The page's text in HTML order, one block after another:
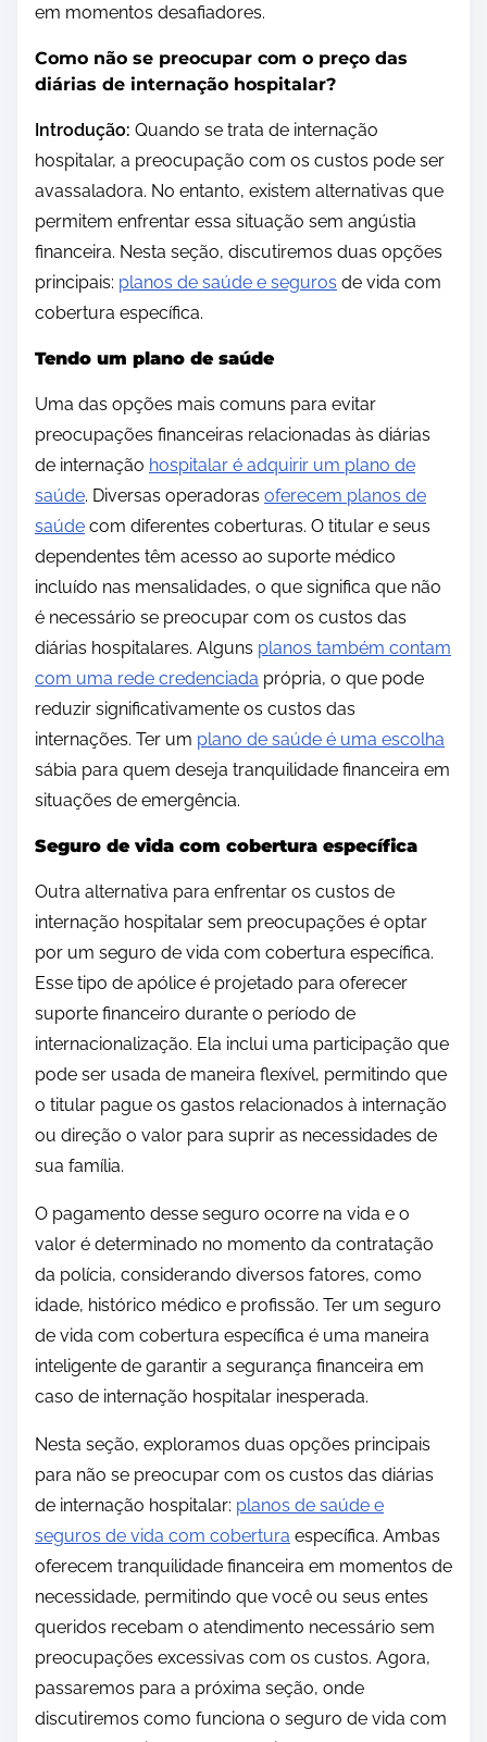
em momentos desafiadores.
Como não se preocupar com o preço das
diárias de internação hospitalar?
Introdução: Quando se trata de internação
hospitalar, a preocupação com os custos pode ser
avassaladora. No entanto, existem alternativas que
permitem enfrentar essa situação sem angústia
financeira. Nesta seção, discutiremos duas opções
principais: planos de saúde e seguros de vida com
cobertura específica.
Tendo um plano de saúde
Uma das opções mais comuns para evitar
preocupações financeiras relacionadas às diárias
de internação hospitalar é adquirir um plano de
saúde. Diversas operadoras oferecem planos de
saúde com diferentes coberturas. O titular e seus
dependentes têm acesso ao suporte médico
incluído nas mensalidades, o que significa que não
é necessário se preocupar com os custos das
diárias hospitalares. Alguns planos também contam
com uma rede credenciada própria, o que pode
reduzir significativamente os custos das
internações. Ter um plano de saúde é uma escolha
sábia para quem deseja tranquilidade financeira em
situações de emergência.
Seguro de vida com cobertura específica
Outra alternativa para enfrentar os custos de
internação hospitalar sem preocupações é optar
por um seguro de vida com cobertura específica.
Esse tipo de apólice é projetado para oferecer
suporte financeiro durante o período de
internacionalização. Ela inclui uma participação que
pode ser usada de maneira flexível, permitindo que
o titular pague os gastos relacionados à internação
ou direção o valor para suprir as necessidades de
sua família.
O pagamento desse seguro ocorre na vida e o
valor é determinado no momento da contratação
da polícia, considerando diversos fatores, como
idade, histórico médico e profissão. Ter um seguro
de vida com cobertura específica é uma maneira
inteligente de garantir a segurança financeira em
caso de internação hospitalar inesperada.
Nesta seção, exploramos duas opções principais
para não se preocupar com os custos das diárias
de internação hospitalar: planos de saúde e
seguros de vida com cobertura específica. Ambas
oferecem tranquilidade financeira em momentos de
necessidade, permitindo que você ou seus entes
queridos recebam o atendimento necessário sem
preocupações excessivas com os custos. Agora,
passaremos para a próxima seção, onde
discutiremos como funciona o seguro de vida com